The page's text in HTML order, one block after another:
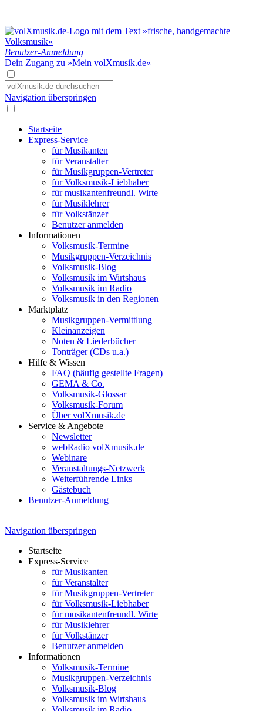
Benutzer-Anmeldung
Dein Zugang zu »Mein volXmusik.de«
Navigation überspringen
Startseite
Express-Service
für Musikanten
für Veranstalter
für Musikgruppen-Vertreter
für Volksmusik-Liebhaber
für musikantenfreundl. Wirte
für Musiklehrer
für Volkstänzer
Benutzer anmelden
Informationen
Volksmusik-Termine
Musikgruppen-Verzeichnis
Volksmusik-Blog
Volksmusik im Wirtshaus
Volksmusik im Radio
Volksmusik in den Regionen
Marktplatz
Musikgruppen-Vermittlung
Kleinanzeigen
Noten & Liederbücher
Tonträger (CDs u.a.)
Hilfe & Wissen
FAQ (häufig gestellte Fragen)
GEMA & Co.
Volksmusik-Glossar
Volksmusik-Forum
Über volXmusik.de
Service & Angebote
Newsletter
webRadio volXmusik.de
Webinare
Veranstaltungs-Netzwerk
Weiterführende Links
Gästebuch
Benutzer-Anmeldung
Navigation überspringen
Startseite
Express-Service
für Musikanten
für Veranstalter
für Musikgruppen-Vertreter
für Volksmusik-Liebhaber
für musikantenfreundl. Wirte
für Musiklehrer
für Volkstänzer
Benutzer anmelden
Informationen
Volksmusik-Termine
Musikgruppen-Verzeichnis
Volksmusik-Blog
Volksmusik im Wirtshaus